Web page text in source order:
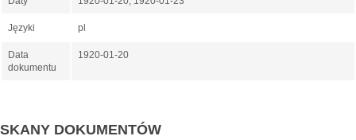
Języki pl
Data
dokumentu
1920-01-20
SKANY DOKUMENTÓW